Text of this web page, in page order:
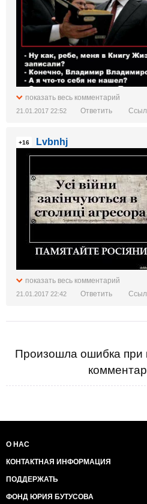
показать весь комментарий
21.01.2017 22:52 Ответить
+16 Lvbnhj
показать весь комментарий
21.01.2017 22:42 Ответить
Произошла ошибка при
О НАС
КОНТАКТНАЯ ИНФОРМАЦИЯ
ПОДДЕРЖАТЬ
ФОНД ЮРИЯ БУТУСОВА